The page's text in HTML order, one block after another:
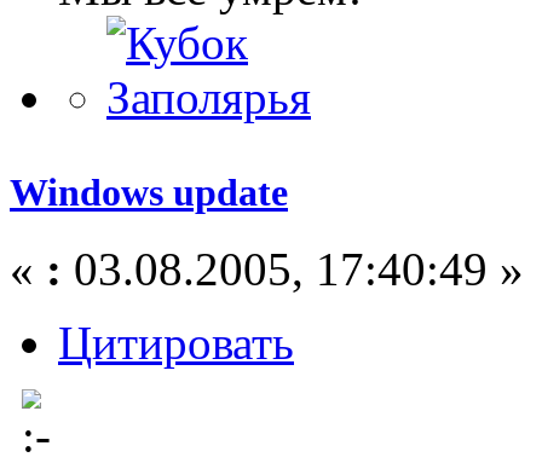
Windows update
« : 03.08.2005, 17:40:49 »
Цитировать